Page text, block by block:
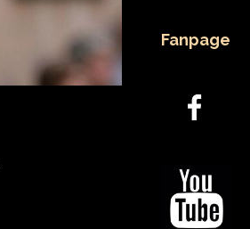
Fanpage